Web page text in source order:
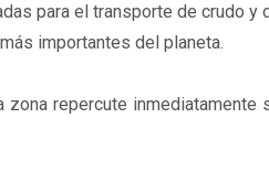
para el transporte de crudo
importantes del planeta.
repercute